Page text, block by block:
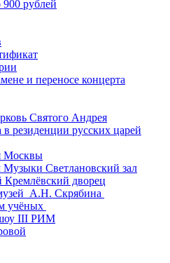
рублей
и переносе концерта
Святого Андрея
резиденции русских царей
Москвы
Светлановский зал
Кремлёвский дворец
А.Н. Скрябина
учёных
III РИМ